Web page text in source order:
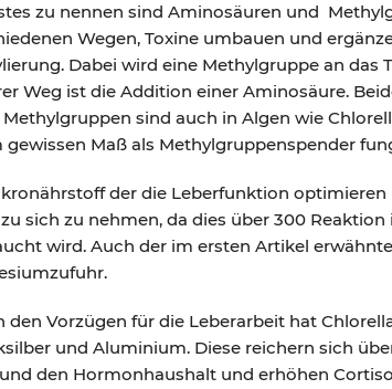
zu nennen sind Aminosäuren und
Wegen, Toxine umbauen und
Dabei wird eine Methylgruppe an
Weg ist die Addition einer Aminosäure.
Methylgruppen sind auch in Algen wie
gewissen Maß als Methylgruppenspender
der die Leberfunktion
sich zu nehmen, da dies über 300
wird. Auch der im ersten Artikel
den Vorzügen für die Leberarbeit hat
und Aluminium. Diese reichern sich
den Hormonhaushalt und erhöhen